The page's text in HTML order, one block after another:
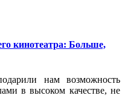
кинотеатра: Больше,
нам возможность
в высоком качестве, не